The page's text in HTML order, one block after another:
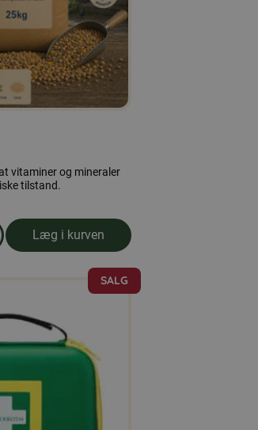
vitaminer og mineraler
tilstand.
Duerfoder 25 kg
Læg i kurven
SALG